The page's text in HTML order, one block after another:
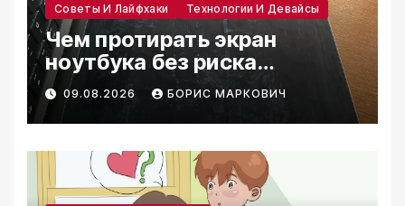
Советы И Лайфхаки Технологии И Девайсы
Чем протирать экран
ноутбука без риска
повредить покрытие
09.08.2026 БОРИС МАРКОВИЧ